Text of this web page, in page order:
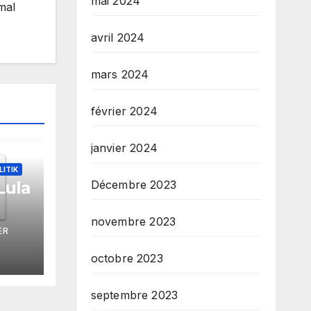
avril 2024
mars 2024
février 2024
janvier 2024
Décembre 2023
novembre 2023
octobre 2023
septembre 2023